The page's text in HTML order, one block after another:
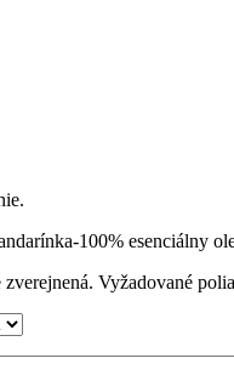
100% esenciálny
zverejnená. Vyžadované